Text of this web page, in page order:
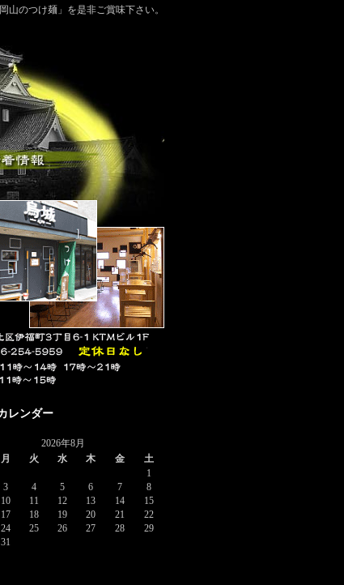
山のつけ麺」を是非ご賞味下さい。
レンダー
2026年8月
月 火 水 木 金 土
1
3 4 5 6 7
8
10 11 12 13 14
15
17 18 19 20 21
22
24 25 26 27 28
29
31